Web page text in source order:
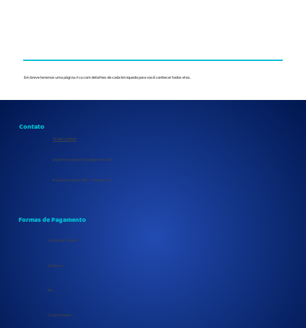
Em breve teremos uma página rica com detalhes de cada brinquedo para você conhecer todos eles.
Contato
47 9972.38663
playdiversaojoinville@gmail.com
Rua José Cabral, 240 - Araquari-SC
Formas de Pagamento
Cartão de Crédito
Dinheiro
Pix
Cripto Moeda